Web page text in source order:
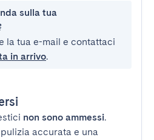
sulla tua
la tua e-mail e contattaci
in arrivo.
non sono ammessi.
accurata e una